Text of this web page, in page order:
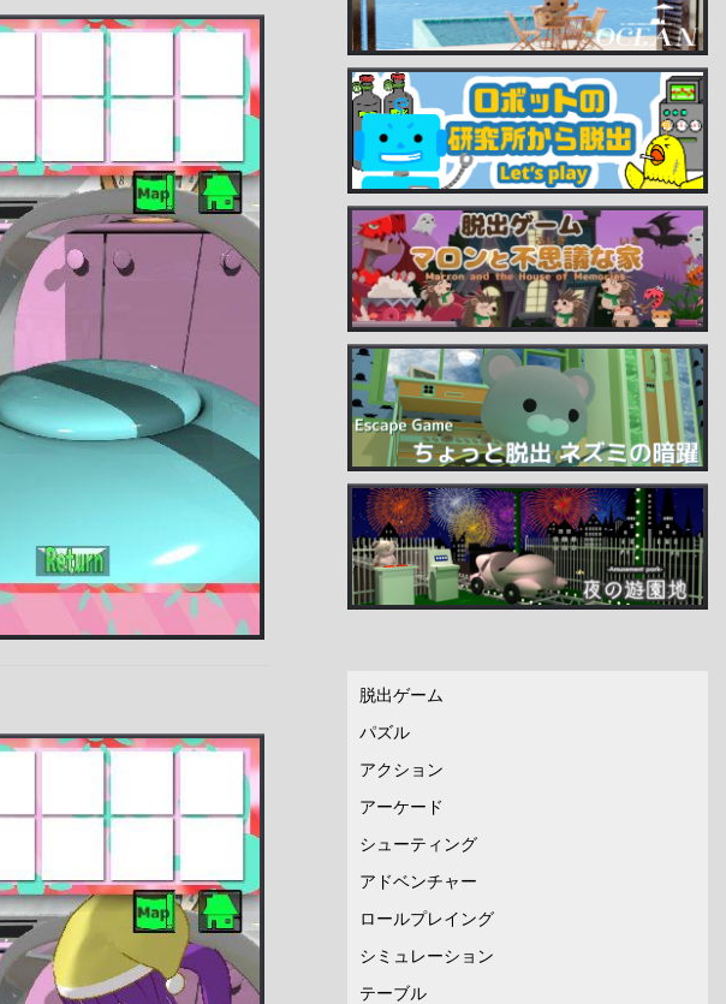
脱出ゲーム
パズル
アクション
アーケード
シューティング
アドベンチャー
ロールプレイング
シミュレーション
テーブル